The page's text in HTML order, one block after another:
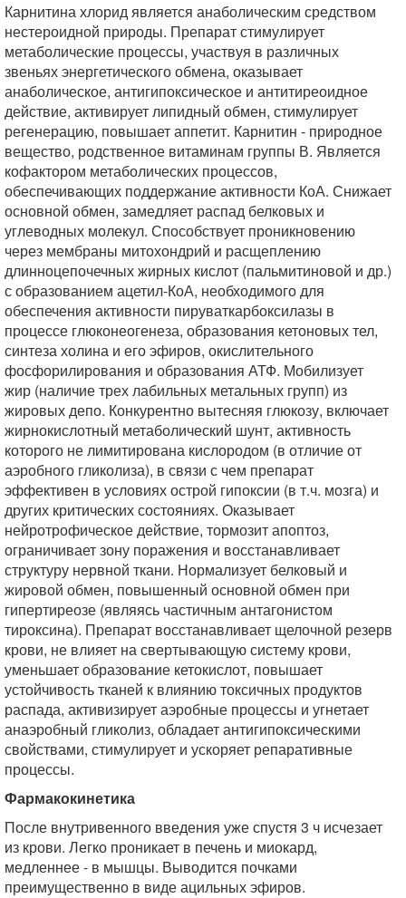
Карнитина хлорид является анаболическим средством
нестероидной природы. Препарат стимулирует
метаболические процессы, участвуя в различных
звеньях энергетического обмена, оказывает
анаболическое, антигипоксическое и антитиреоидное
действие, активирует липидный обмен, стимулирует
регенерацию, повышает аппетит. Карнитин - природное
вещество, родственное витаминам группы В. Является
кофактором метаболических процессов,
обеспечивающих поддержание активности КоА. Снижает
основной обмен, замедляет распад белковых и
углеводных молекул. Способствует проникновению
через мембраны митохондрий и расщеплению
длинноцепочечных жирных кислот (пальмитиновой и др.)
с образованием ацетил-КоА, необходимого для
обеспечения активности пируваткарбоксилазы в
процессе глюконеогенеза, образования кетоновых тел,
синтеза холина и его эфиров, окислительного
фосфорилирования и образования АТФ. Мобилизует
жир (наличие трех лабильных метальных групп) из
жировых депо. Конкурентно вытесняя глюкозу, включает
жирнокислотный метаболический шунт, активность
которого не лимитирована кислородом (в отличие от
аэробного гликолиза), в связи с чем препарат
эффективен в условиях острой гипоксии (в т.ч. мозга) и
других критических состояниях. Оказывает
нейротрофическое действие, тормозит апоптоз,
ограничивает зону поражения и восстанавливает
структуру нервной ткани. Нормализует белковый и
жировой обмен, повышенный основной обмен при
гипертиреозе (являясь частичным антагонистом
тироксина). Препарат восстанавливает щелочной резерв
крови, не влияет на свертывающую систему крови,
уменьшает образование кетокислот, повышает
устойчивость тканей к влиянию токсичных продуктов
распада, активизирует аэробные процессы и угнетает
анаэробный гликолиз, обладает антигипоксическими
свойствами, стимулирует и ускоряет репаративные
процессы.
Фармакокинетика
После внутривенного введения уже спустя 3 ч исчезает
из крови. Легко проникает в печень и миокард,
медленнее - в мышцы. Выводится почками
преимущественно в виде ацильных эфиров.